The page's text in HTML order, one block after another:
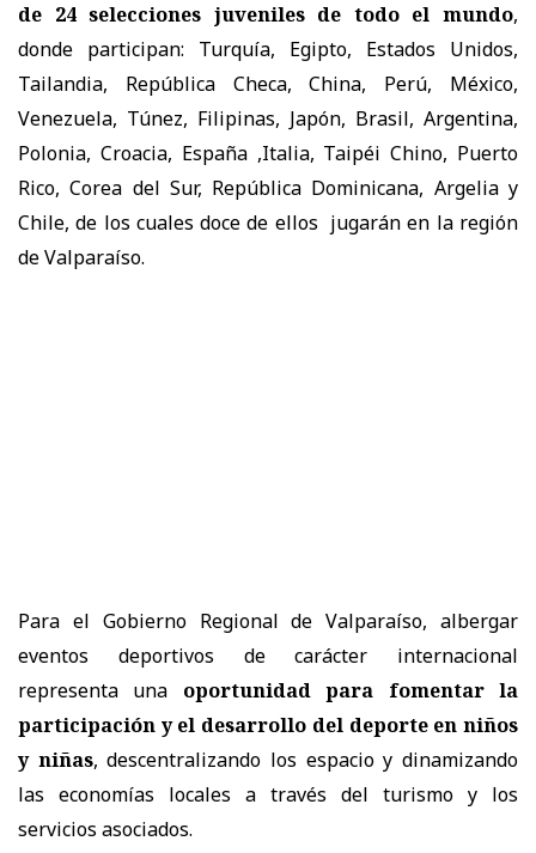
de 24 selecciones juveniles de todo el mundo,
donde participan: Turquía, Egipto, Estados Unidos,
Tailandia, República Checa, China, Perú, México,
Venezuela, Túnez, Filipinas, Japón, Brasil, Argentina,
Polonia, Croacia, España ,Italia, Taipéi Chino, Puerto
Rico, Corea del Sur, República Dominicana, Argelia y
Chile, de los cuales doce de ellos jugarán en la región
de Valparaíso.
Para el Gobierno Regional de Valparaíso, albergar
eventos deportivos de carácter internacional
representa una
oportunidad para fomentar la
participación y el desarrollo del deporte en niños
y niñas, descentralizando los espacio y dinamizando
las economías locales a través del turismo y los
servicios asociados.